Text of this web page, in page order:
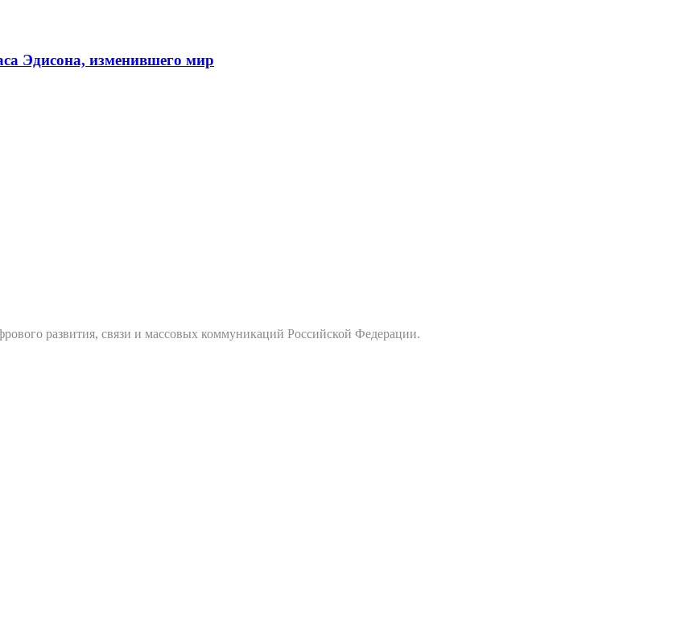
Эдисона, изменившего мир
развития, связи и массовых коммуникаций Российской Федерации.